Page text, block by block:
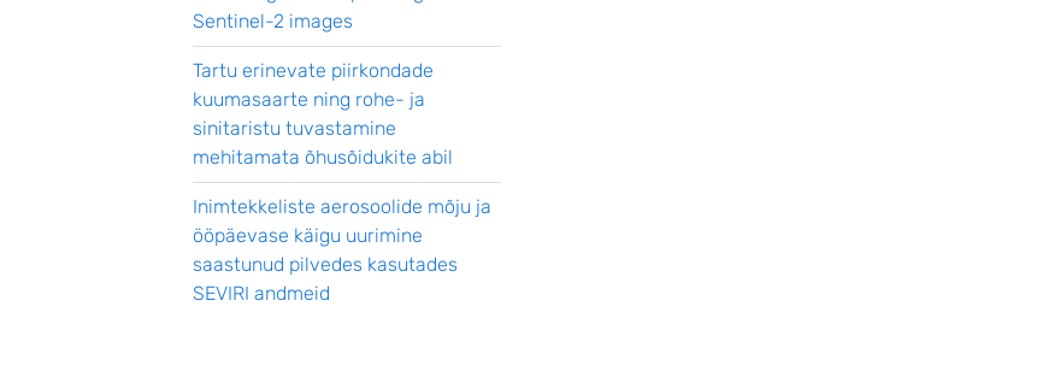
Sentinel-2 images
Tartu erinevate piirkondade
kuumasaarte ning rohe- ja
sinitaristu tuvastamine
mehitamata õhusõidukite abil
Inimtekkeliste aerosoolide mõju ja
ööpäevase käigu uurimine
saastunud pilvedes kasutades
SEVIRI andmeid